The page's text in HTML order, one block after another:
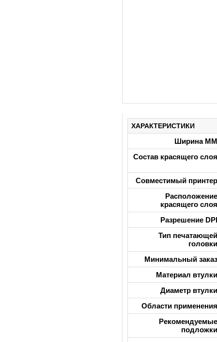
ХАРАКТЕРИСТИКИ
Ширина ММ
Состав красящего слоя
Совместимый принтер
Расположение
красящего слоя
Разрешение DPI
Тип печатающей
головки
Минимальный заказ
Материал втулки
Диаметр втулки
Области применения
Рекомендуемые
подложки